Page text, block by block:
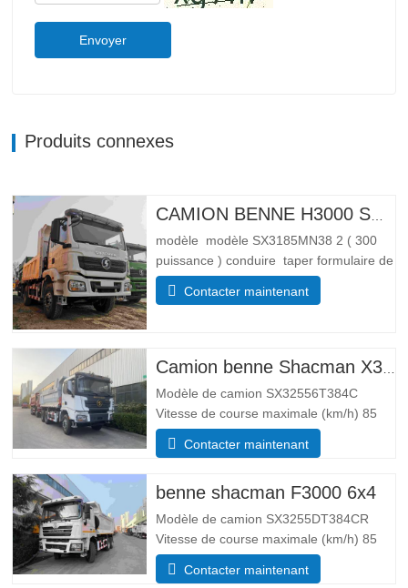
Envoyer
Produits connexes
modèle modèle SX3185MN38 2 ( 300
puissance ) conduire taper formulaire de
conduite 4*4 Lester paramètre de poids
Complet trottoir masse (kg) poids à
Paramètres de taille Global …
Contacter maintenant
Modèle de camion SX32556T384C
Vitesse de course maximale (km/h) 85
Système d’entraînement 6×4 Dimensions
(L*l*H)(mm) Total 8385*2490*3450 Corps
(mm) Bas 8, côté 6 Système de levage
hydraulique levage moyen ou…
Contacter maintenant
benne shacman F3000 6x4
Modèle de camion SX3255DT384CR
Vitesse de course maximale (km/h) 85
Système d’entraînement 6×4 Dimensions
(L*l*H)(mm) Total 8385*2490*3450 Corps
Contacter maintenant